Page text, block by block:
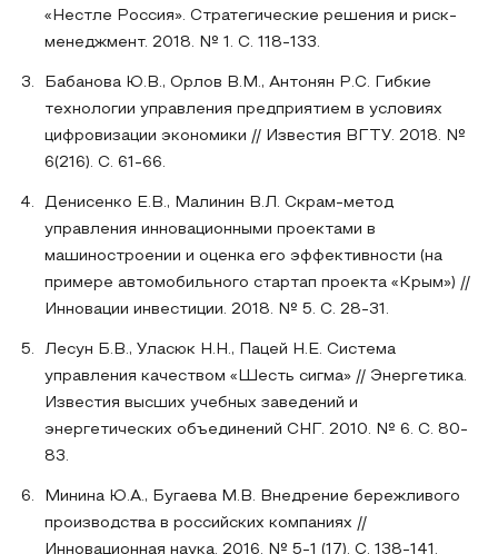
«Нестле Россия». Стратегические решения и риск-
менеджмент. 2018. № 1. С. 118-133.
Бабанова Ю.В., Орлов В.М., Антонян Р.С. Гибкие
технологии управления предприятием в условиях
цифровизации экономики // Известия ВГТУ. 2018. №
6(216). С. 61-66.
Денисенко Е.В., Малинин В.Л. Скрам-метод
управления инновационными проектами в
машиностроении и оценка его эффективности (на
примере автомобильного стартап проекта «Крым») //
Инновации инвестиции. 2018. № 5. С. 28-31.
Лесун Б.В., Уласюк Н.Н., Пацей Н.Е. Система
управления качеством «Шесть сигма» // Энергетика.
Известия высших учебных заведений и
энергетических объединений СНГ. 2010. № 6. С. 80-
83.
Минина Ю.А., Бугаева М.В. Внедрение бережливого
производства в российских компаниях //
Инновационная наука. 2016. № 5-1 (17). С. 138-141.